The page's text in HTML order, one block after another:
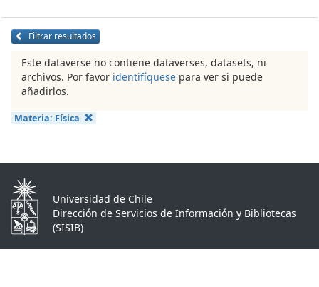
Filtrar resultados
Este dataverse no contiene dataverses, datasets, ni
archivos. Por favor identifíquese para ver si puede
añadirlos.
Materia: Física
Universidad de Chile
Dirección de Servicios de Información y Bibliotecas
(SISIB)